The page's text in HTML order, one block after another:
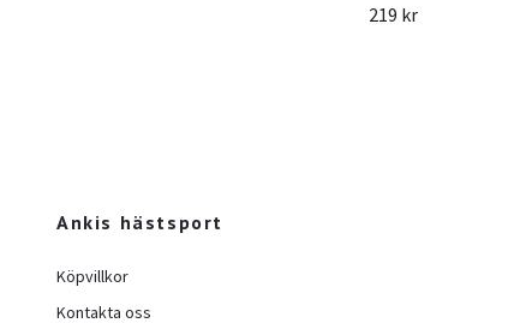
219 kr
Ankis hästsport
Köpvillkor
Kontakta oss